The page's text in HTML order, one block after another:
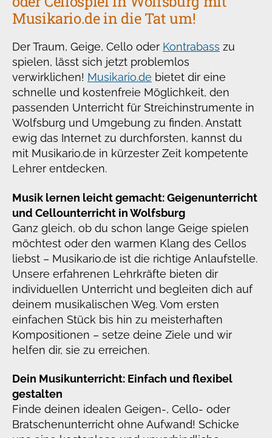
Musikario.de in die Tat um!
Der Traum, Geige, Cello oder Kontrabass zu
spielen, lässt sich jetzt problemlos
verwirklichen! Musikario.de bietet dir eine
schnelle und kostenfreie Möglichkeit, den
passenden Unterricht für Streichinstrumente in
Wolfsburg und Umgebung zu finden. Anstatt
ewig das Internet zu durchforsten, kannst du
mit Musikario.de in kürzester Zeit kompetente
Lehrer entdecken.
Musik lernen leicht gemacht: Geigenunterricht
und Cellounterricht in Wolfsburg
Ganz gleich, ob du schon lange Geige spielen
möchtest oder den warmen Klang des Cellos
liebst – Musikario.de ist die richtige Anlaufstelle.
Unsere erfahrenen Lehrkräfte bieten dir
individuellen Unterricht und begleiten dich auf
deinem musikalischen Weg. Vom ersten
einfachen Stück bis hin zu meisterhaften
Kompositionen – setze deine Ziele und wir
helfen dir, sie zu erreichen.
Dein Musikunterricht: Einfach und flexibel
gestalten
Finde deinen idealen Geigen-, Cello- oder
Bratschenunterricht ohne Aufwand! Schicke